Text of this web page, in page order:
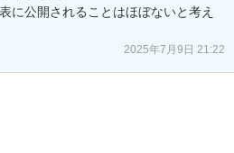
に公開されることはほぼないと考え
2025年7月9日 21:22